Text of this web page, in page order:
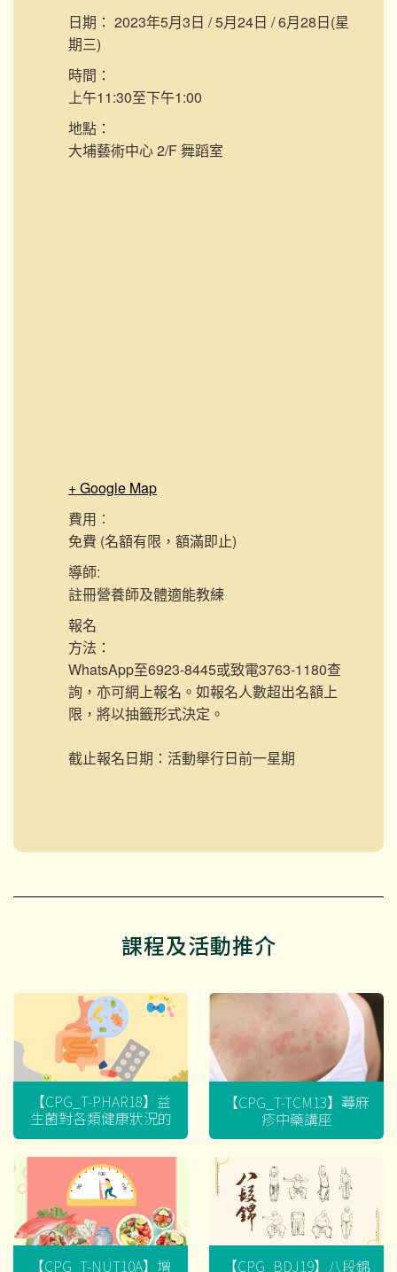
日期： 2023年5月3日 / 5月24日 / 6月28日(星
期三)
時間：
上午11:30至下午1:00
地點：
大埔藝術中心 2/F 舞蹈室
+ Google Map
費用︰
免費 (名額有限，額滿即止)
導師:
註冊營養師及體適能教練
報名
方法：
WhatsApp至6923-8445或致電3763-1180查
詢，亦可網上報名。如報名人數超出名額上
限，將以抽籤形式決定。
截止報名日期：活動舉行日前一星期
課程及活動推介
【CPG_T-PHAR18】益
生菌對各類健康狀況的
迷思
【CPG_T-TCM13】蕁麻
疹中藥講座
【CPG_T-NUT10A】增 【CPG_BDJ19】八段錦